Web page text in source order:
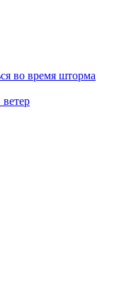
во время шторма